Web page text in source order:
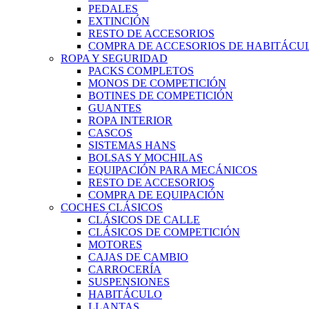
PEDALES
EXTINCIÓN
RESTO DE ACCESORIOS
COMPRA DE ACCESORIOS DE
ROPA Y SEGURIDAD
PACKS COMPLETOS
MONOS DE COMPETICIÓN
BOTINES DE COMPETICIÓN
GUANTES
ROPA INTERIOR
CASCOS
SISTEMAS HANS
BOLSAS Y MOCHILAS
EQUIPACIÓN PARA MECÁNICOS
RESTO DE ACCESORIOS
COMPRA DE EQUIPACIÓN
COCHES CLÁSICOS
CLÁSICOS DE CALLE
CLÁSICOS DE COMPETICIÓN
MOTORES
CAJAS DE CAMBIO
CARROCERÍA
SUSPENSIONES
HABITÁCULO
LLANTAS